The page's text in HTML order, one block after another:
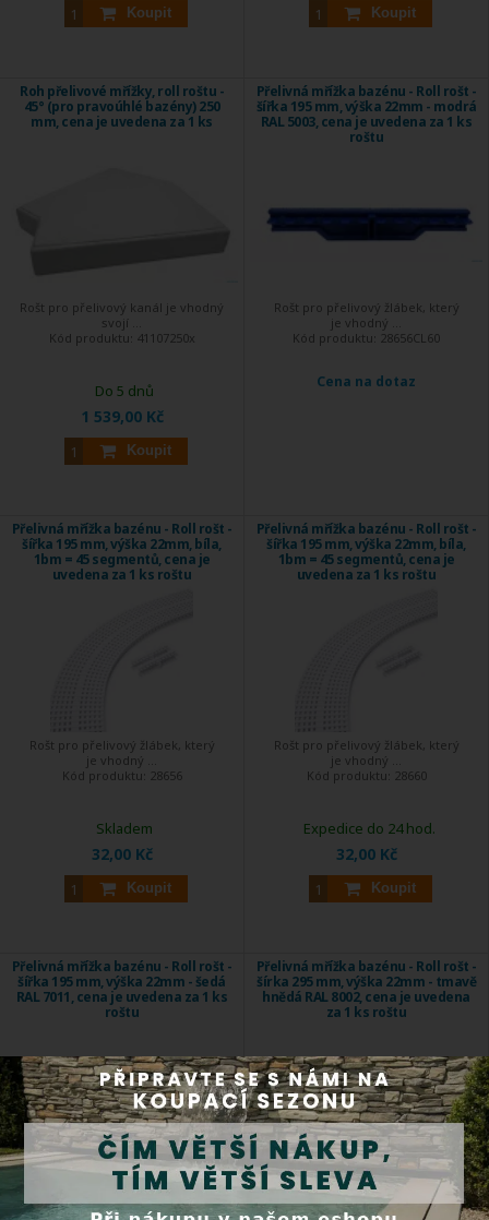
Koupit Koupit
Roh přelivové mřížky, roll roštu -
45° (pro pravoúhlé bazény) 250
mm, cena je uvedena za 1 ks
Rošt pro přelivový kanál je vhodný
svojí ...
Kód produktu: 41107250x
1 539,00 Kč
Koupit
Do 5 dnů
Přelivná mřížka bazénu - Roll rošt -
šířka 195 mm, výška 22mm - modrá
RAL 5003, cena je uvedena za 1 ks
roštu
Rošt pro přelivový žlábek, který
je vhodný ...
Kód produktu: 28656CL60
Cena na dotaz
Přelivná mřížka bazénu - Roll rošt -
šířka 195 mm, výška 22mm, bíla,
1bm = 45 segmentů, cena je
uvedena za 1 ks roštu
Rošt pro přelivový žlábek, který
je vhodný ...
Kód produktu: 28656
32,00 Kč
Koupit
Skladem
Přelivná mřížka bazénu - Roll rošt -
šířka 195 mm, výška 22mm, bíla,
1bm = 45 segmentů, cena je
uvedena za 1 ks roštu
Rošt pro přelivový žlábek, který
je vhodný ...
Kód produktu: 28660
32,00 Kč
Koupit
Expedice do 24 hod.
Přelivná mřížka bazénu - Roll rošt -
šířka 195 mm, výška 22mm - šedá
RAL 7011, cena je uvedena za 1 ks
roštu
Rošt pro přelivový žlábek, který
Kód produktu:28656-37258
Přelivná mřížka bazénu - Roll rošt -
šírka 295 mm, výška 22mm - tmavě
hnědá RAL 8002, cena je uvedena
za 1 ks roštu
Rošt pro přelivový žlábek, který
je vhodný ...
Kód produktu:28658CL109